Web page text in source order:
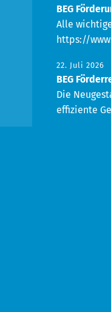
BEG
Alle
https://
22. Juli 2026
BEG
Die
effiziente